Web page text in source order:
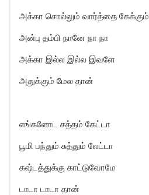
அக்கா சொல்லும் வார்த்தை கேக்கும்
அன்பு தம்பி நானே நா நா
அக்கா இல்ல இல்ல இவளே
அதுக்கும் மேல தான்
எங்களோட சத்தம் கேட்டா
பூமி பந்தும் சுத்தும் லேட்டா
கஷ்டத்துக்கு காட்டுவோமே
டாடா டாடா தான்